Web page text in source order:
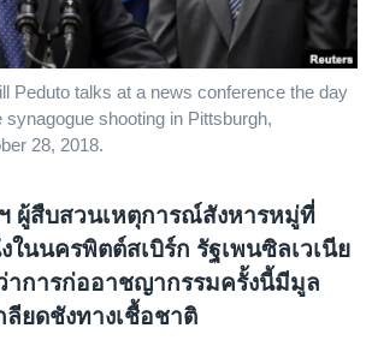
Peduto talks at a news conference the day
synagogue shooting in Pittsburgh,
28, 2018.
ผู้สืบสวนเหตุการณ์สังหารหมู่ที่
ในนครพิตต์สเบิร์ก รัฐเพนซิลเวเนีย
าการก่ออาชญากรรมครั้งนี้มีมูล
ลียดชังทางเชื้อชาติ